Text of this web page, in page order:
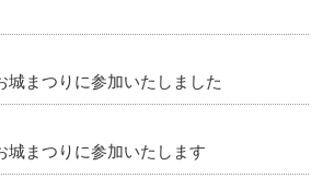
城まつりに参加いたしました
城まつりに参加いたします